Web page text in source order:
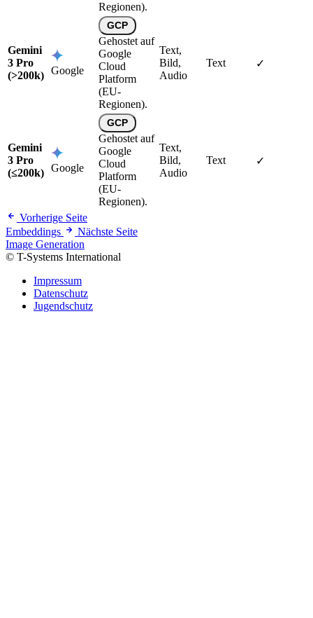
Regionen).
Gemini
3 Pro
(>200k) Google
GCP
Gehostet auf
Google
Cloud
Platform
(EU-
Regionen).
Text,
Bild,
Audio
Text ✓
Gemini
3 Pro
(≤200k) Google
GCP
Gehostet auf
Google
Cloud
Platform
(EU-
Regionen).
Text,
Bild,
Audio
Text ✓
Vorherige Seite
Embeddings
Nächste Seite
Image Generation
© T-Systems International
Impressum
Datenschutz
Jugendschutz